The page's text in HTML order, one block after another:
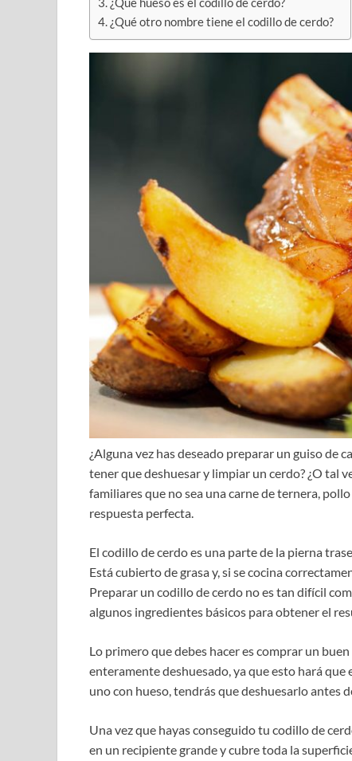
¿Qué otro nombre tiene el codillo de cerdo?
¿Alguna vez has deseado preparar un guiso de
tener que deshuesar y limpiar un cerdo? ¿O tal
familiares que no sea una carne de ternera,
respuesta perfecta.
El codillo de cerdo es una parte de la pierna
Está cubierto de grasa y, si se cocina
Preparar un codillo de cerdo no es tan difícil
algunos ingredientes básicos para obtener el
Lo primero que debes hacer es comprar un
enteramente deshuesado, ya que esto hará que
uno con hueso, tendrás que deshuesarlo antes
Una vez que hayas conseguido tu codillo de
en un recipiente grande y cubre toda la